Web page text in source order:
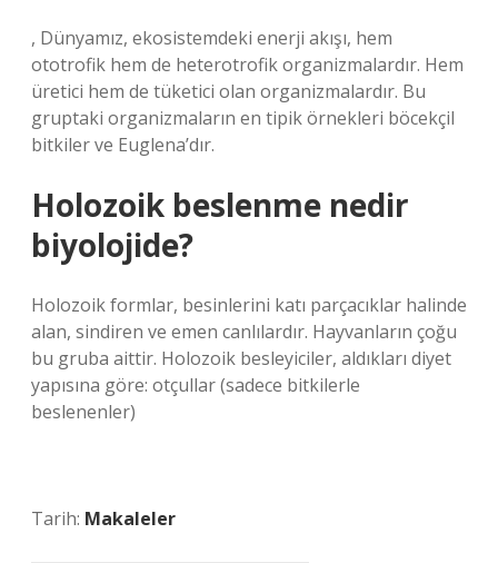
, Dünyamız, ekosistemdeki enerji akışı, hem
ototrofik hem de heterotrofik organizmalardır. Hem
üretici hem de tüketici olan organizmalardır. Bu
gruptaki organizmaların en tipik örnekleri böcekçil
bitkiler ve Euglena’dır.
Holozoik beslenme nedir
biyolojide?
Holozoik formlar, besinlerini katı parçacıklar halinde
alan, sindiren ve emen canlılardır. Hayvanların çoğu
bu gruba aittir. Holozoik besleyiciler, aldıkları diyet
yapısına göre: otçullar (sadece bitkilerle
beslenenler)
Tarih: Makaleler